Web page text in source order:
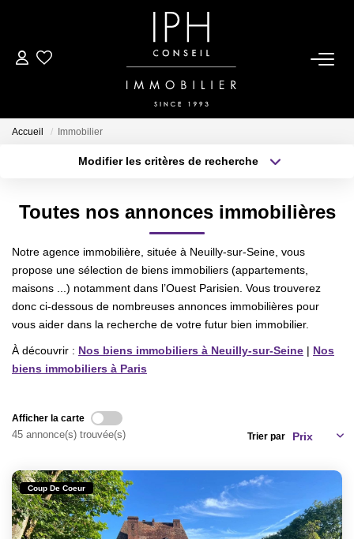
ESTIMER
BIENS VENDUS
À PROPOS
Nous Rejoindre
CONTACT
CRÉER UNE ALERTE
Accueil Immobilier
Modifier les critères de recherche
Type de bien
Plus de critères
Créer une alerte
Toutes nos annonces immobilières
Notre agence immobilière, située à Neuilly-sur-Seine, vous
propose une sélection de biens immobiliers (appartements,
maisons ...) notamment dans l’Ouest Parisien. Vous trouverez
donc ci-dessous de nombreuses annonces immobilières pour
vous aider dans la recherche de votre futur bien immobilier.
À découvrir : Nos biens immobiliers à Neuilly-sur-Seine | Nos
biens immobiliers à Paris
Afficher la carte
45 annonce(s) trouvée(s) Trier par
Coup De Coeur